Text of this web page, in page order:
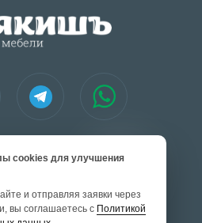
cookies для улучшения
и отправляя заявки через
вы соглашаетесь с Политикой